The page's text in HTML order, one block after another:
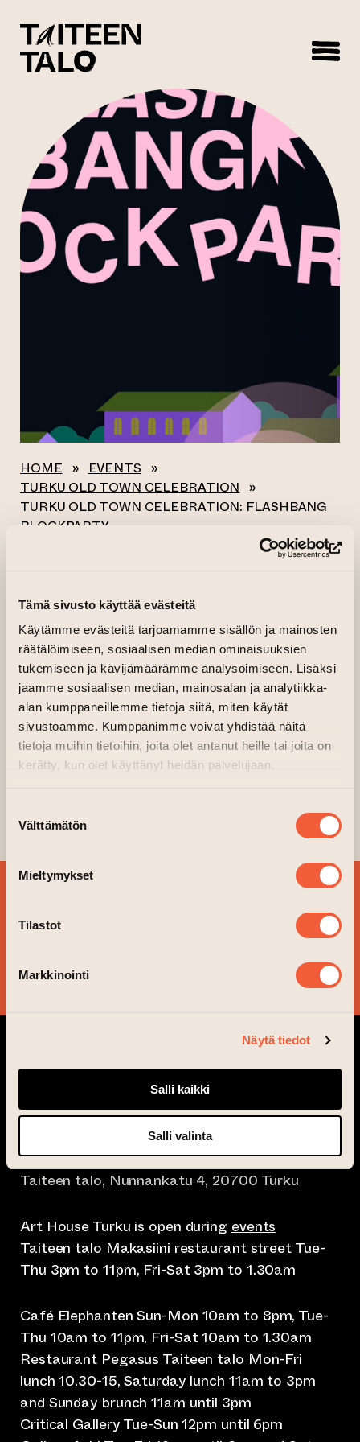
Tämä sivusto käyttää evästeitä
Käytämme evästeitä tarjoamamme sisällön ja mainosten
räätälöimiseen, sosiaalisen median ominaisuuksien
tukemiseen ja kävijämäärämme analysoimiseen. Lisäksi
jaamme sosiaalisen median, mainosalan ja analytiikka-
alan kumppaneillemme tietoja siitä, miten käytät
sivustoamme. Kumppanimme voivat yhdistää näitä
tietoja muihin tietoihin, joita olet antanut heille tai joita on
kerätty, kun olet käyttänyt heidän palvelujaan.
valinta
Välttämätön
Mieltymykset
Tilastot
Markkinointi
Näytä tiedot
Salli kaikki
Salli valinta
HOME » EVENTS »
TURKU OLD TOWN CELEBRATION »
TURKU OLD TOWN CELEBRATION: FLASHBANG
BLOCKPARTY
All events
TURKU OLD TOWN
CELEBRATION:
FLASHBANG
BLOCKPARTY
17.06.2023–18.06.2023 kl. 19.30—01.00
Courtyard, Basement
(opens an external
NEWSLETTER!
YES, PLEASE!
info@taiteentalo.fi
Taiteen talo, Nunnankatu 4, 20700 Turku
Art House Turku is open during events
Taiteen talo Makasiini restaurant street Tue-
Thu 3pm to 11pm, Fri-Sat 3pm to 1.30am
Café Elephanten Sun-Mon 10am to 8pm, Tue-
Thu 10am to 11pm, Fri-Sat 10am to 1.30am
Restaurant Pegasus Taiteen talo Mon-Fri
lunch 10.30-15, Saturday lunch 11am to 3pm
and Sunday brunch 11am until 3pm
Critical Gallery Tue-Sun 12pm until 6pm